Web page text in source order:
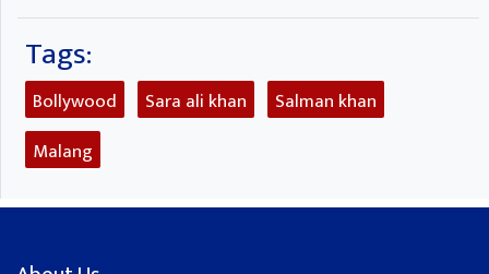
Tags:
Bollywood Sara ali khan
Salman khan
Malang